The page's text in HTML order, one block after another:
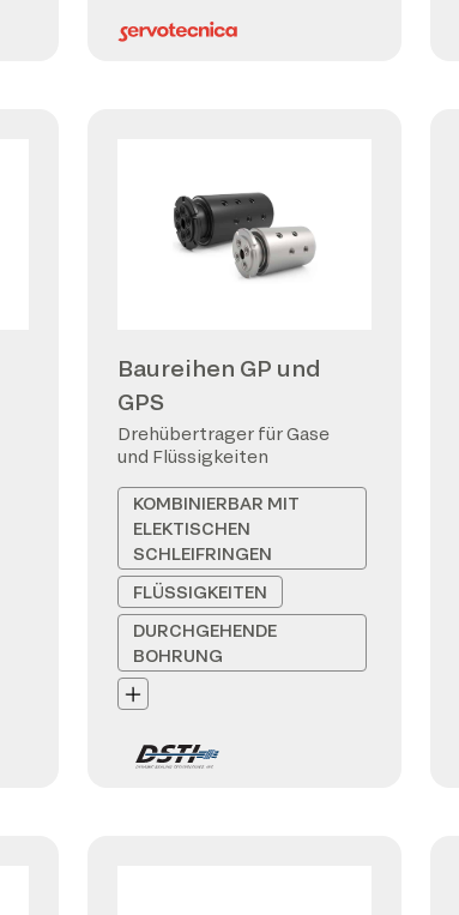
Baureihen GP und
GPS
Drehübertrager für Gase
und Flüssigkeiten
KOMBINIERBAR MIT
ELEKTISCHEN
SCHLEIFRINGEN
FLÜSSIGKEITEN
DURCHGEHENDE
BOHRUNG